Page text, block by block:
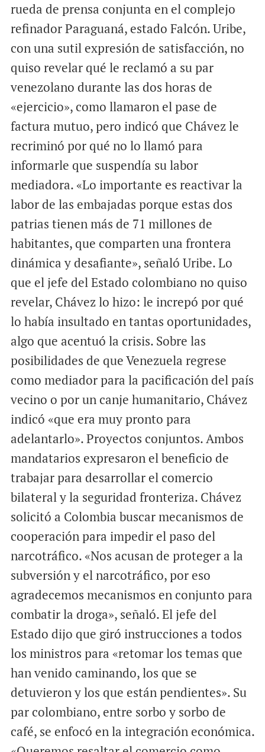
rueda de prensa conjunta en el complejo
refinador Paraguaná, estado Falcón. Uribe,
con una sutil expresión de satisfacción, no
quiso revelar qué le reclamó a su par
venezolano durante las dos horas de
«ejercicio», como llamaron el pase de
factura mutuo, pero indicó que Chávez le
recriminó por qué no lo llamó para
informarle que suspendía su labor
mediadora. «Lo importante es reactivar la
labor de las embajadas porque estas dos
patrias tienen más de 71 millones de
habitantes, que comparten una frontera
dinámica y desafiante», señaló Uribe. Lo
que el jefe del Estado colombiano no quiso
revelar, Chávez lo hizo: le increpó por qué
lo había insultado en tantas oportunidades,
algo que acentuó la crisis. Sobre las
posibilidades de que Venezuela regrese
como mediador para la pacificación del país
vecino o por un canje humanitario, Chávez
indicó «que era muy pronto para
adelantarlo». Proyectos conjuntos. Ambos
mandatarios expresaron el beneficio de
trabajar para desarrollar el comercio
bilateral y la seguridad fronteriza. Chávez
solicitó a Colombia buscar mecanismos de
cooperación para impedir el paso del
narcotráfico. «Nos acusan de proteger a la
subversión y el narcotráfico, por eso
agradecemos mecanismos en conjunto para
combatir la droga», señaló. El jefe del
Estado dijo que giró instrucciones a todos
los ministros para «retomar los temas que
han venido caminando, los que se
detuvieron y los que están pendientes». Su
par colombiano, entre sorbo y sorbo de
café, se enfocó en la integración económica.